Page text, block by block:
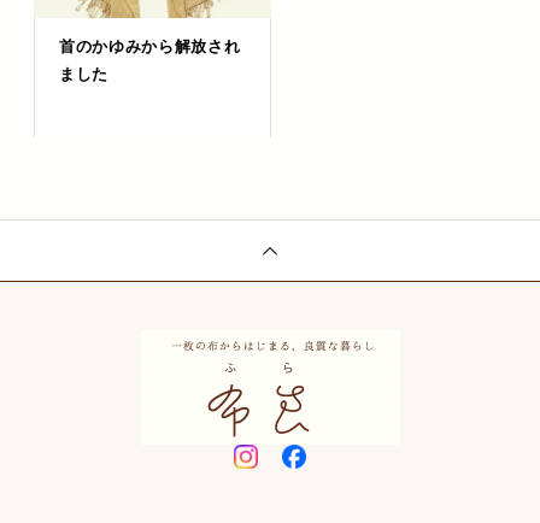
首のかゆみから解放され
ました